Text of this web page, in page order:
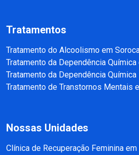
Tratamentos
Tratamento do Alcoolismo em
Tratamento da Dependência
Tratamento da Dependência
Tratamento de Transtornos Mentais
Nossas Unidades
Clínica de Recuperação Feminina